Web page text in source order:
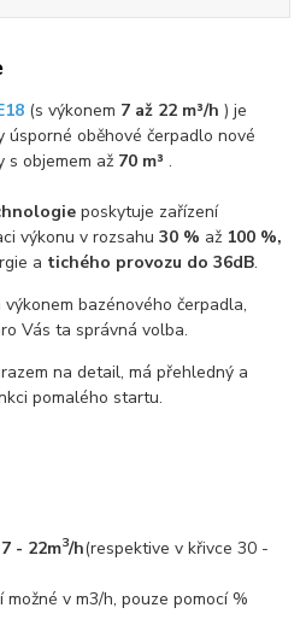
(s výkonem 7 až 22 m³/h ) je
oběhové čerpadlo nové
s objemem až 70 m³ .
poskytuje zařízení
výkonu v rozsahu30 % až 100 %,
a tichého provozu do 36dB.
bazénového čerpadla,
Vás ta správná volba.
na detail, má přehledný a
pomalého startu.
- 22m3/h(respektive v křivce 30 -
v m3/h, pouze pomocí %